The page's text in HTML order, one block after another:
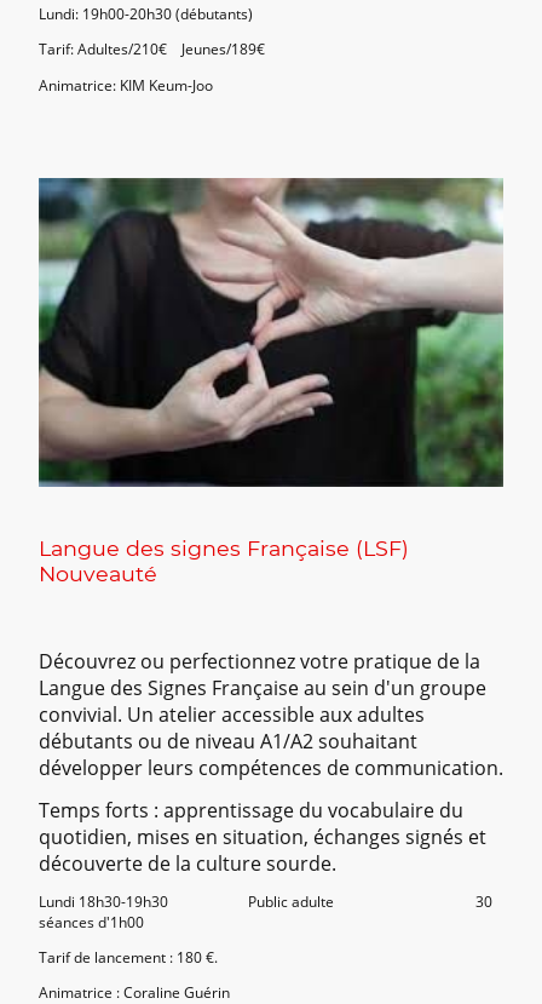
Lundi: 19h00-20h30 (débutants)
Tarif: Adultes/210€ Jeunes/189€
Animatrice: KIM Keum-Joo
Langue des signes Française (LSF)
Nouveauté
Découvrez ou perfectionnez votre pratique de la
Langue des Signes Française au sein d'un groupe
convivial. Un atelier accessible aux adultes
débutants ou de niveau A1/A2 souhaitant
développer leurs compétences de communication.
Temps forts : apprentissage du vocabulaire du
quotidien, mises en situation, échanges signés et
découverte de la culture sourde.
Lundi 18h30-19h30 Public adulte
30
séances d'1h00
Tarif de lancement : 180 €.
Animatrice : Coraline Guérin